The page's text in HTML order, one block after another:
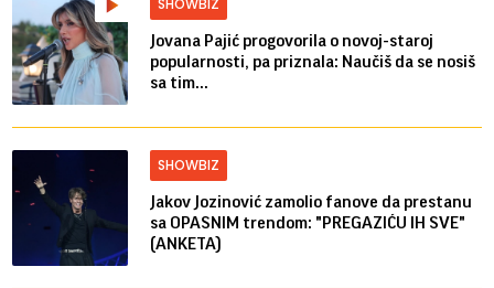
Jovana Pajić progovorila o novoj-staroj
popularnosti, pa priznala: Naučiš da se nosiš
sa tim...
SHOWBIZ
Jakov Jozinović zamolio fanove da prestanu
sa OPASNIM trendom: "PREGAZIĆU IH SVE"
(ANKETA)